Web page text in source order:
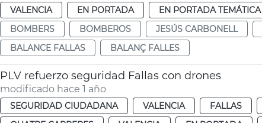
VALENCIA
EN PORTADA EN PORTADA TEMÁTICA
BOMBERS
BOMBEROS JESÚS CARBONELL
BALANCE FALLAS
BALANÇ FALLES
PLV refuerzo seguridad Fallas con drones
modificado hace 1 año
SEGURIDAD CIUDADANA VALENCIA FALLAS